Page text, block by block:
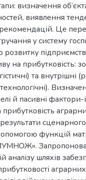
визначення
виявлення
Це
у систему
розвитку
на прибутковість:
та внутрішні
й пасивні
сценарного
функцій
аналізу шляхів